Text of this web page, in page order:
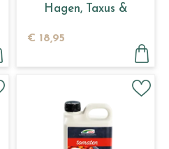
Hagen, Taxus &
€ 18,95